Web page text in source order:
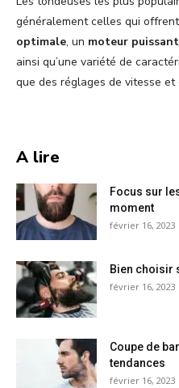
généralement celles qui
optimale, un moteur puissant
ainsi qu’une variété de
que des réglages de vitesse
A lire
Focus sur
moment
février 16, 2023
Bien choisir
février 16, 2023
Coupe de
tendances
février 16, 2023